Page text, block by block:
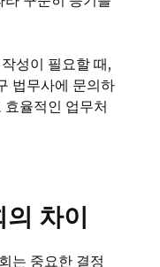
성이 필요할 때,
법무사에 문의하
율적인 업무처
차이
는 중요한 결정